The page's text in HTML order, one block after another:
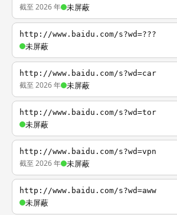
截至 2026 年 未屏蔽
http://www.baidu.com/s?wd=???
未屏蔽
http://www.baidu.com/s?wd=car
截至 2026 年 未屏蔽
http://www.baidu.com/s?wd=tor
未屏蔽
http://www.baidu.com/s?wd=vpn
截至 2026 年 未屏蔽
http://www.baidu.com/s?wd=aww
未屏蔽